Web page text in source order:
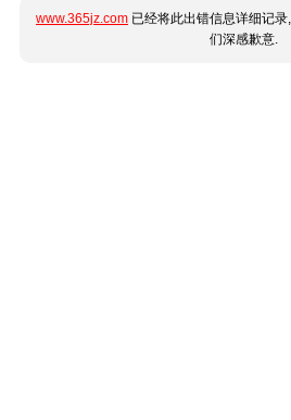
www.365jz.com 已经将此出错信息详细记
们深感歉意.